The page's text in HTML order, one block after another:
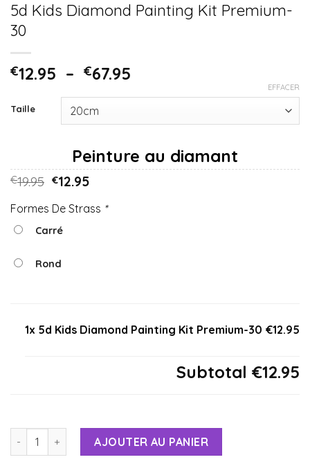
5d Kids Diamond Painting Kit Premium-
30
€12.95 – €67.95
Taille
EFFACER
€19.95 €12.95
Formes De Strass *
Carré
Rond
1x 5d Kids Diamond Painting Kit Premium-30 €12.95
Subtotal €12.95
AJOUTER AU PANIER